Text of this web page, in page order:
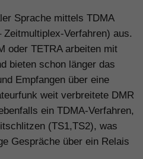
Sprache mittels TDMA
Zeitmultiplex-Verfahren) aus.
oder TETRA arbeiten mit
bieten schon länger das
Empfangen über eine
weit verbreitete DMR
ein TDMA-Verfahren,
(TS1,TS2), was
Gespräche über ein Relais